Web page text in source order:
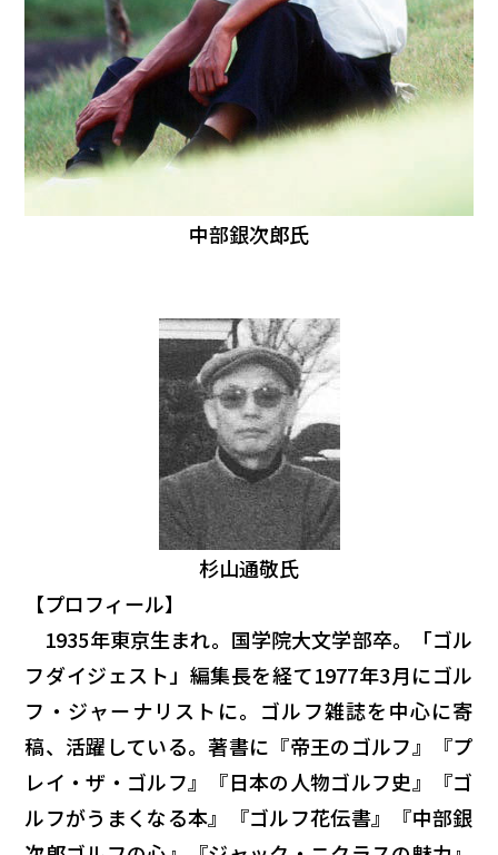
中部銀次郎氏
杉山通敬氏
【プロフィール】
1935年東京生まれ。国学院大文学部卒。「ゴル
フダイジェスト」編集長を経て1977年3月にゴル
フ・ジャーナリストに。ゴルフ雑誌を中心に寄
稿、活躍している。著書に『帝王のゴルフ』『プ
レイ・ザ・ゴルフ』『日本の人物ゴルフ史』『ゴ
ルフがうまくなる本』『ゴルフ花伝書』『中部銀